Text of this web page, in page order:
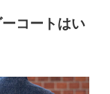
コートはい